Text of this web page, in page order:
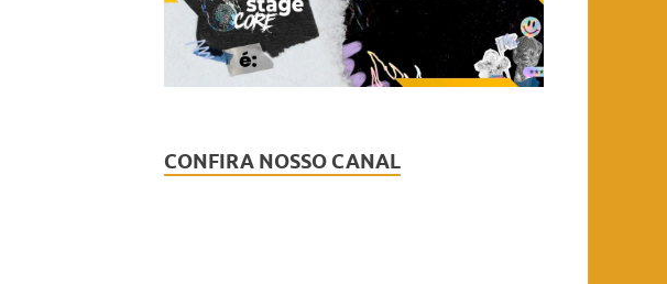
CONFIRA NOSSO CANAL